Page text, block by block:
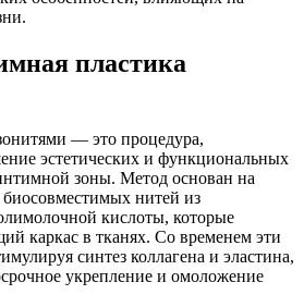
пластика
— это процедура,
эстетических и функциональных
зоны. Метод основан на
нитей из
кислоты, которые
каркас в тканях. Со временем эти
синтез коллагена и эластина,
укрепление и омоложение